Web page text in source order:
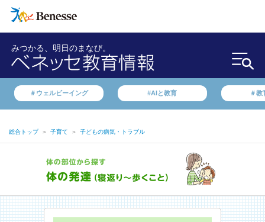
みつかる、明日のまなび。
＃ウェルビーイング #AIと教育 ＃教
総合トップ ＞ 子育て ＞ 子どもの病気・トラブル